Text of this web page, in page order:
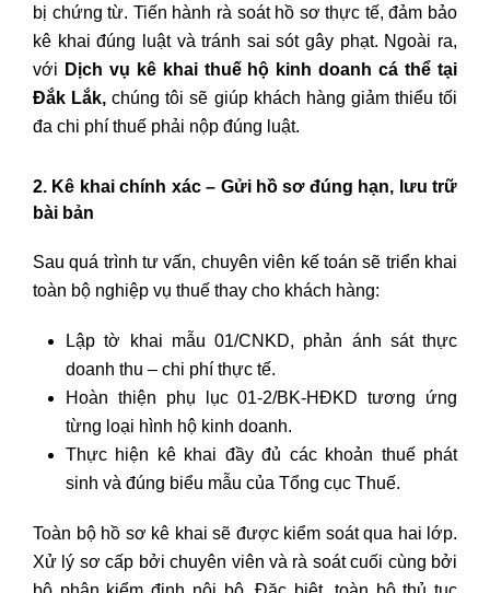
bị chứng từ. Tiến hành rà soát hồ sơ thực tế, đảm bảo
kê khai đúng luật và tránh sai sót gây phạt. Ngoài ra,
với Dịch vụ kê khai thuế hộ kinh doanh cá thể tại
Đắk Lắk,chúng tôi sẽ giúp khách hàng giảm thiểu tối
đa chi phí thuế phải nộp đúng luật.
2. Kê khai chính xác – Gửi hồ sơ đúng hạn, lưu trữ
bài bản
Sau quá trình tư vấn, chuyên viên kế toán sẽ triển khai
toàn bộ nghiệp vụ thuế thay cho khách hàng:
Lập tờ khai mẫu 01/CNKD, phản ánh sát thực
doanh thu – chi phí thực tế.
Hoàn thiện phụ lục 01-2/BK-HĐKD tương ứng
từng loại hình hộ kinh doanh.
Thực hiện kê khai đầy đủ các khoản thuế phát
sinh và đúng biểu mẫu của Tổng cục Thuế.
Toàn bộ hồ sơ kê khai sẽ được kiểm soát qua hai lớp.
Xử lý sơ cấp bởi chuyên viên và rà soát cuối cùng bởi